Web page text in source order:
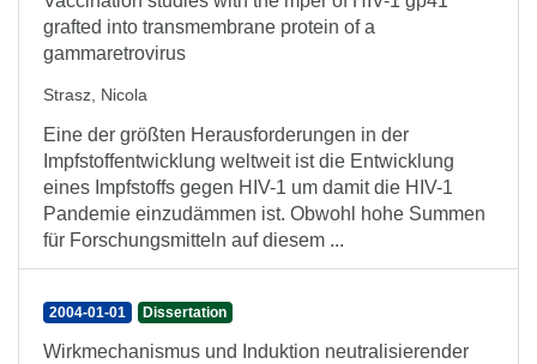
grafted into transmembrane protein of a
gammaretrovirus
Strasz, Nicola
Eine der größten Herausforderungen in der
Impfstoffentwicklung weltweit ist die Entwicklung
eines Impfstoffs gegen HIV-1 um damit die HIV-1
Pandemie einzudämmen ist. Obwohl hohe Summen
für Forschungsmitteln auf diesem ...
2004-01-01 Dissertation
Wirkmechanismus und Induktion neutralisierender